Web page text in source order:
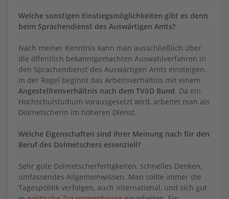
Welche sonstigen Einstiegsmöglichkeiten gibt es denn
beim Sprachendienst des Auswärtigen Amts?
Nach meiner Kenntnis kann man ausschließlich über
die öffentlich bekanntgemachten Auswahlverfahren in
den Sprachendienst des Auswärtigen Amts einsteigen.
In der Regel beginnt das Arbeitsverhältnis mit einem
Angestelltenverhältnis nach dem TVöD Bund. Da ein
Hochschulstudium vorausgesetzt wird, arbeitet man als
Dolmetscherin im höheren Dienst.
Welche Eigenschaften sind Ihrer Meinung nach für den
Beruf des Dolmetschers essenziell?
Sehr gute Dolmetscherfertigkeiten, schnelles Denken,
umfassendes Allgemeinwissen. Man sollte immer die
Tagespolitik verfolgen, auch international, und sich gut